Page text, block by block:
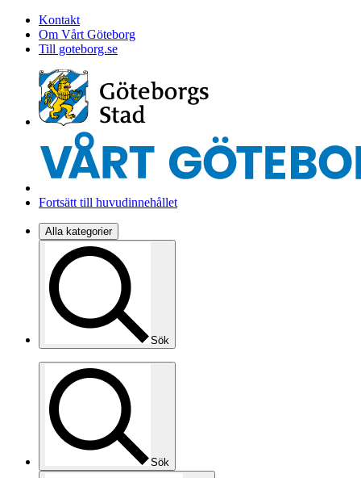
Kontakt
Om Vårt Göteborg
Till goteborg.se
Fortsätt till huvudinnehållet
Alla kategorier
Sök
Sök